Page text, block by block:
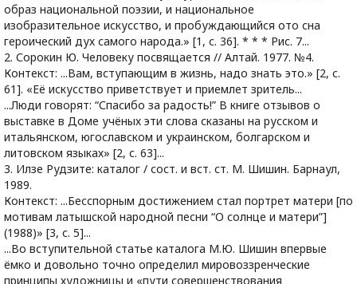
образ национальной поэзии, и национальное
изобразительное искусство, и пробуждающийся ото сна
героический дух самого народа.» [1, с. 36]. * * * Рис. 7...
2. Сорокин Ю. Человеку посвящается // Алтай. 1977. №4.
Контекст: ...Вам, вступающим в жизнь, надо знать это.» [2, с.
61]. «Её искусство приветствует и приемлет зритель...
...Люди говорят: “Спасибо за радость!” В книге отзывов о
выставке в Доме учёных эти слова сказаны на русском и
итальянском, югославском и украинском, болгарском и
литовском языках» [2, с. 63]...
3. Илзе Рудзите: каталог / сост. и вст. ст. М. Шишин. Барнаул,
1989.
Контекст: ...Бесспорным достижением стал портрет матери [по
мотивам латышской народной песни “О солнце и матери”]
(1988)» [3, с. 5]...
...Во вступительной статье каталога М.Ю. Шишин впервые
ёмко и довольно точно определил мировоззренческие
принципы художницы и «пути совершенствования